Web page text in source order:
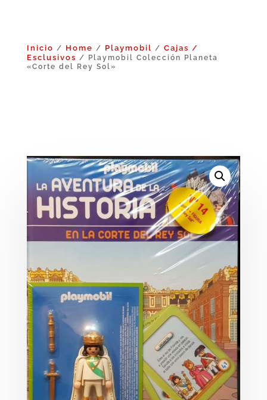
Inicio / Home / Playmobil / Cajas /
Esclusivos / Playmobil Colección Planeta
«Corte del Rey Sol»